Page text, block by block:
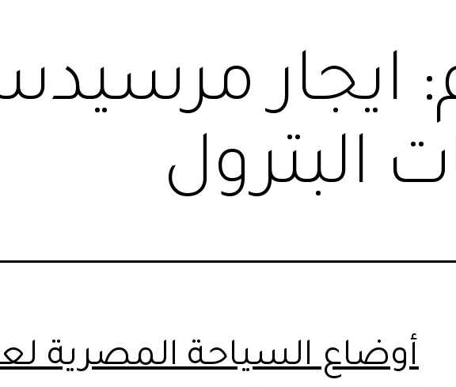
ايجار
البترول
أوضاع السياحة المصرية